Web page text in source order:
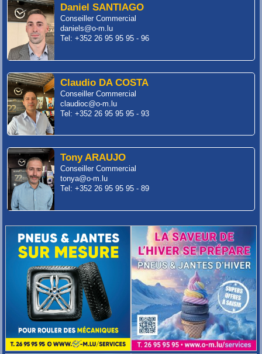
Daniel SANTIAGO
Conseiller Commercial
daniels@o-m.lu
Tel: +352 26 95 95 95 - 96
Claudio DA COSTA
Conseiller Commercial
claudioc@o-m.lu
Tel: +352 26 95 95 95 - 93
Tony ARAUJO
Conseiller Commercial
tonya@o-m.lu
Tel: +352 26 95 95 95 - 89